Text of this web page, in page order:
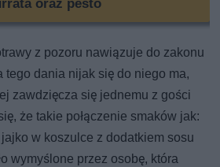
z pozoru nawiązuje do zakonu
tego dania nijak się do niego ma,
zawdzięcza się jednemu z gości
że takie połączenie smaków jak:
jajko w koszulce z dodatkiem sosu
wymyślone przez osobę, która